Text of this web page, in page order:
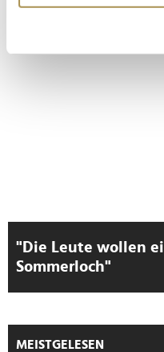
erfassen, welche bis
bestimmten
analysieren. Außerdem
Verwendung unserer
soziale Medien, Werbung
haben oder die sie im
gesammelt haben.
LEADERSNET.TV
"Die Leute wollen
Sommerloch"
MEISTGELESEN